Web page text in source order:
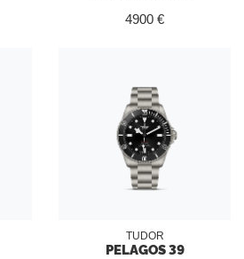
4900 €
TUDOR
PELAGOS 39